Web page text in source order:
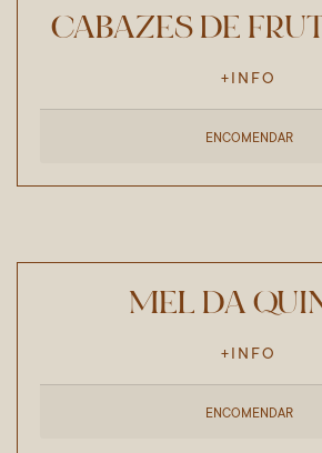
CABAZES DE
+INFO
ENCOMENDAR
MEL DA
+INFO
ENCOMENDAR